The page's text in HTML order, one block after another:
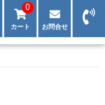
カート
0
お問合せ